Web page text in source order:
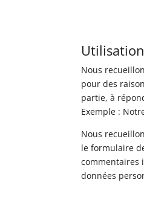
Nous
pour des
partie, à
Exemple :
Nous
le formulaire
commentaires
données